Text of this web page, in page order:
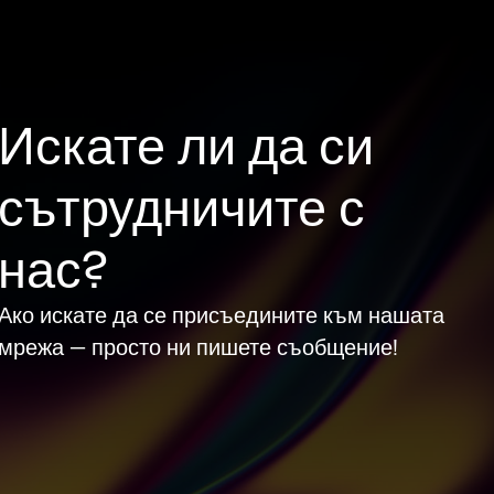
ли да си
с
искате да се присъедините към нашата
— просто ни пишете съобщение!